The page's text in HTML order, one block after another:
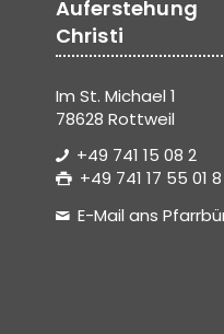
Auferstehung
Christi
Im St. Michael 1
78628 Rottweil
+49 741 15 08 2
+49 741 17 55 01 8
E-Mail ans